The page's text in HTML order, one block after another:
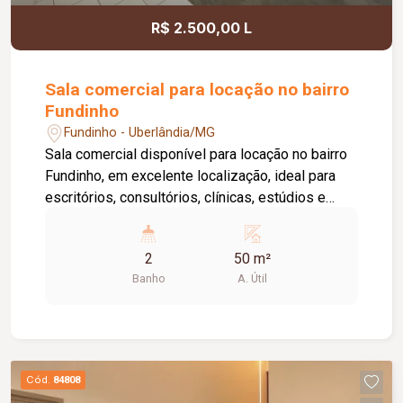
R$ 2.500,00 L
Sala comercial para locação no bairro
Fundinho
Fundinho - Uberlândia/MG
Sala comercial disponível para locação no bairro
Fundinho, em excelente localização, ideal para
escritórios, consultórios, clínicas, estúdios e
aproximadamente 50 m², forro em gesso, copa,
ponto de água, interfone e acesso por senha,
oferecendo praticidade e funcionalidade para o
banheiros feminino e masculino com
acessibilidade, controle de acesso facial, água
2
Banho
50 m²
A. Útil
Cód. 84808